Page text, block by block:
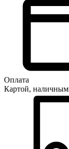
Оплата
Картой,